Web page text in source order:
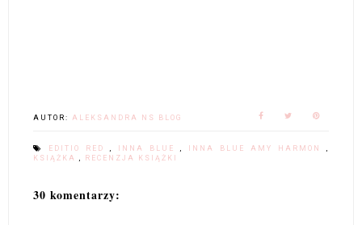
AUTOR: ALEKSANDRA NS BLOG
EDITIO RED , INNA BLUE , INNA BLUE AMY HARMON ,
KSIĄŻKA , RECENZJA KSIĄŻKI
30 komentarzy: